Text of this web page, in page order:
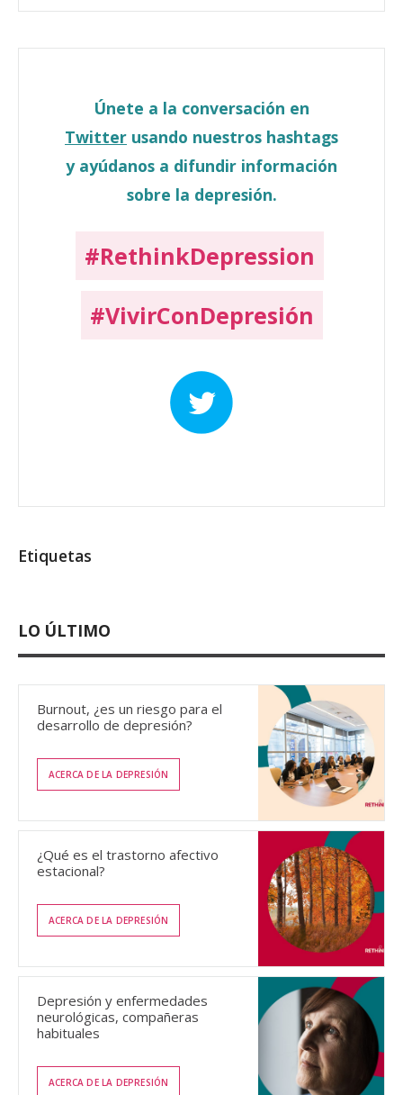
Únete a la conversación en
Twitter usando nuestros hashtags
y ayúdanos a difundir información
sobre la depresión.
#RethinkDepression
#VivirConDepresión
Etiquetas
LO ÚLTIMO
Burnout, ¿es un riesgo para el
desarrollo de depresión?
ACERCA DE LA DEPRESIÓN
¿Qué es el trastorno afectivo
estacional?
ACERCA DE LA DEPRESIÓN
Depresión y enfermedades
neurológicas, compañeras
habituales
ACERCA DE LA DEPRESIÓN